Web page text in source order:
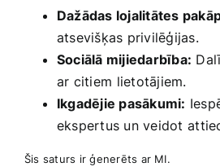
Dažādas lojalitātes
atsevišķas privilēģijas.
Sociālā mijiedarbība:
ar citiem ⁤lietotājiem.
Ikgadējie pasākumi:
ekspertus un veidot
Šis saturs ir ģenerēts‍ ar MI.